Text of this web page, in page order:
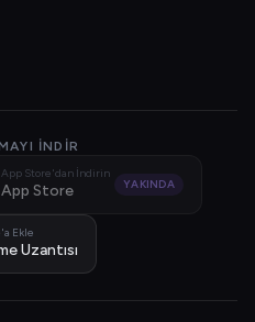
İNDIR
App Store'dan İndirin
App Store YAKINDA
Ekle
Uzantısı